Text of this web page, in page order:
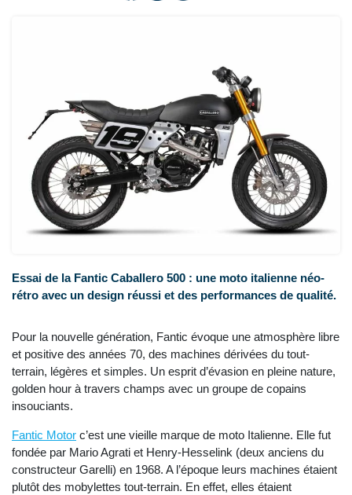
Essai de la Fantic Caballero 500 : une moto italienne néo-
rétro avec un design réussi et des performances de qualité.
Pour la nouvelle génération, Fantic évoque une atmosphère libre
et positive des années 70, des machines dérivées du tout-
terrain, légères et simples. Un esprit d’évasion en pleine nature,
golden hour à travers champs avec un groupe de copains
insouciants.
Fantic Motor c’est une vieille marque de moto Italienne. Elle fut
fondée par Mario Agrati et Henry-Hesselink (deux anciens du
constructeur Garelli) en 1968. A l’époque leurs machines étaient
plutôt des mobylettes tout-terrain. En effet, elles étaient